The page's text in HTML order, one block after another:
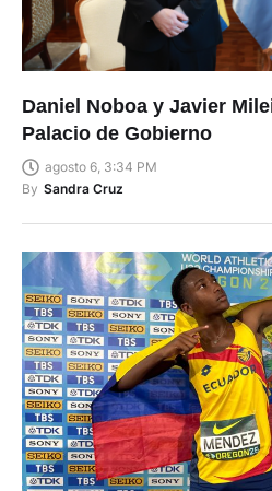
Daniel Noboa y Javier
Palacio de Gobierno
agosto 6, 3:34 PM
By Sandra Cruz